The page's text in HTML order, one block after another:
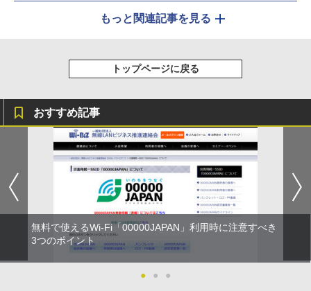
もっと関連記事を見る
トップページに戻る
おすすめ記事
無料で使えるWi-Fi「00000JAPAN」利用時に注意すべき
3つのポイント
● ● ●